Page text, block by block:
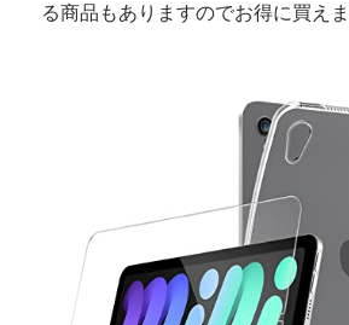
る商品もありますのでお得に買えま